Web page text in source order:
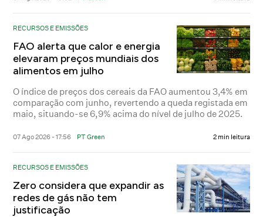
RECURSOS E EMISSÕES
FAO alerta que calor e energia
elevaram preços mundiais dos
alimentos em julho
O índice de preços dos cereais da FAO aumentou 3,4% em
comparação com junho, revertendo a queda registada em
maio, situando-se 6,9% acima do nível de julho de 2025.
07 Ago 2026 - 17:56 PT Green 2 min leitura
RECURSOS E EMISSÕES
Zero considera que expandir as
redes de gás não tem
justificação